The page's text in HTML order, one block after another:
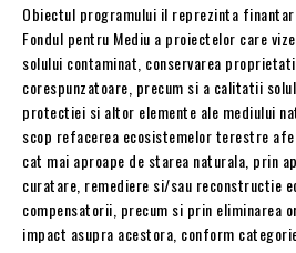
Obiectul programului il reprezinta
Fondul pentru Mediu a proiectelor care
solului contaminat, conservarea
corespunzatoare, precum si a calitatii
protectiei si altor elemente ale mediului
scop refacerea ecosistemelor terestre
cat mai aproape de starea naturala, prin
curatare, remediere si/sau reconstructie
compensatorii, precum si prin eliminarea
impact asupra acestora, conform